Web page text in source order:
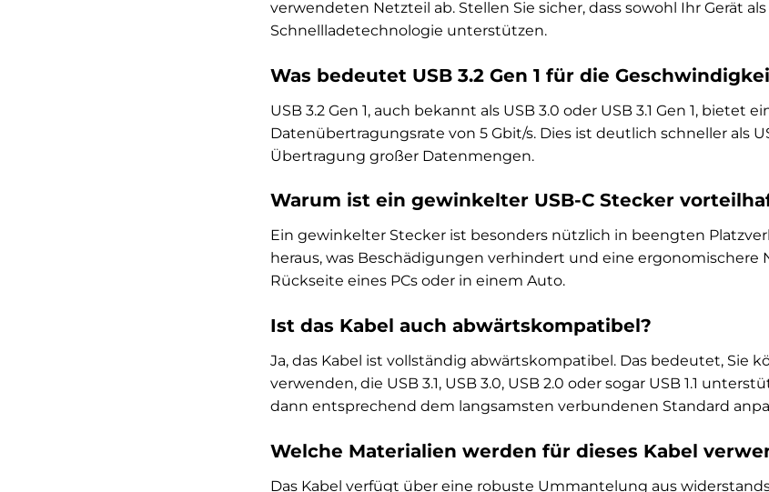
verwendeten Netzteil ab. Stellen Sie sicher, dass sowohl Ihr Gerät
Schnellladetechnologie unterstützen.
Was bedeutet USB 3.2 Gen 1 für die
USB 3.2 Gen 1, auch bekannt als USB 3.0 oder USB 3.1 Gen 1, bietet
Datenübertragungsrate von 5 Gbit/s. Dies ist deutlich schneller als
Übertragung großer Datenmengen.
Warum ist ein gewinkelter USB-C Stecker
Ein gewinkelter Stecker ist besonders nützlich in beengten
heraus, was Beschädigungen verhindert und eine
Rückseite eines PCs oder in einem Auto.
Ist das Kabel auch abwärtskompatibel?
Ja, das Kabel ist vollständig abwärtskompatibel. Das bedeutet, Sie
verwenden, die USB 3.1, USB 3.0, USB 2.0 oder sogar USB 1.1
dann entsprechend dem langsamsten verbundenen Standard
Welche Materialien werden für dieses Kabel
Das Kabel verfügt über eine robuste Ummantelung aus